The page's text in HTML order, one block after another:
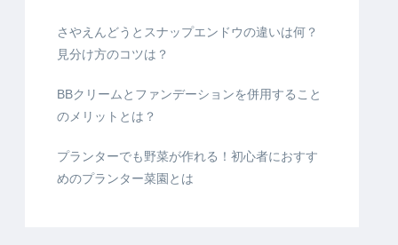
さやえんどうとスナップエンドウの違いは何？
見分け方のコツは？
BBクリームとファンデーションを併用すること
のメリットとは？
プランターでも野菜が作れる！初心者におすす
めのプランター菜園とは